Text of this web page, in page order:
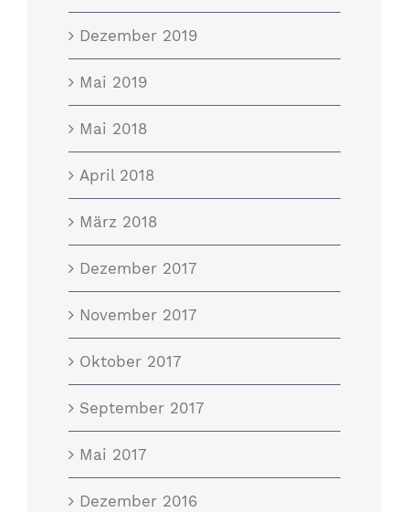
Dezember 2019
Mai 2019
Mai 2018
April 2018
März 2018
Dezember 2017
November 2017
Oktober 2017
September 2017
Mai 2017
Dezember 2016